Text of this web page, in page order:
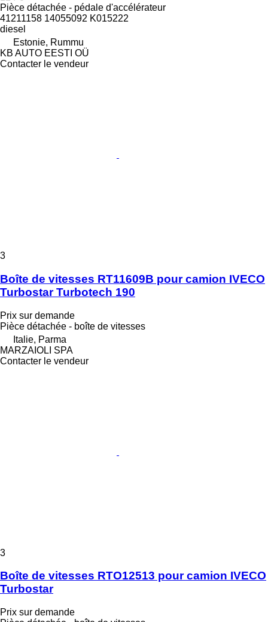
Pièce détachée - pédale d'accélérateur
41211158 14055092 K015222
diesel
Estonie, Rummu
KB AUTO EESTI OÜ
Contacter le vendeur
3
Boîte de vitesses RT11609B pour camion IVECO
Turbostar Turbotech 190
Prix sur demande
Pièce détachée - boîte de vitesses
Italie, Parma
MARZAIOLI SPA
Contacter le vendeur
3
Boîte de vitesses RTO12513 pour camion IVECO
Turbostar
Prix sur demande